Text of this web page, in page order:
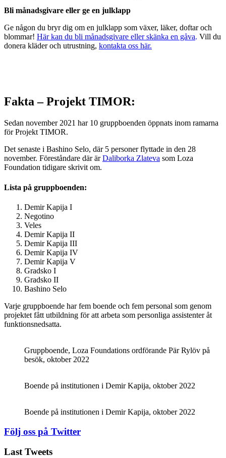
Bli månadsgivare eller ge en julklapp
Ge någon du bryr dig om en julklapp som växer, läker, doftar och
blommar! Här kan du bli månadsgivare eller skänka en gåva. Vill du
donera kläder och utrustning, kontakta oss här.
Fakta – Projekt TIMOR:
Sedan november 2021 har 10 gruppboenden öppnats inom ramarna
för Projekt TIMOR.
Det senaste i Bashino Selo, där 5 personer flyttade in den 28
november. Föreståndare där ärDaliborka Zlateva som Loza
Foundation tidigare skrivit om.
Lista på gruppboenden:
Demir Kapija I
Negotino
Veles
Demir Kapija II
Demir Kapija III
Demir Kapija IV
Demir Kapija V
Gradsko I
Gradsko II
Bashino Selo
Varje gruppboende har fem boende och fem personal som genom
projektet fått utbildning för att arbeta som personliga assistenter åt
funktionsnedsatta.
Gruppboende, Loza Foundations ordförande Pär Rylöv på
besök, oktober 2022
Boende på institutionen i Demir Kapija, oktober 2022
Boende på institutionen i Demir Kapija, oktober 2022
Följ oss på Twitter
Last Tweets